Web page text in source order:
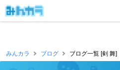
みんカラ ブログ ブログ一覧 [剣 舞]